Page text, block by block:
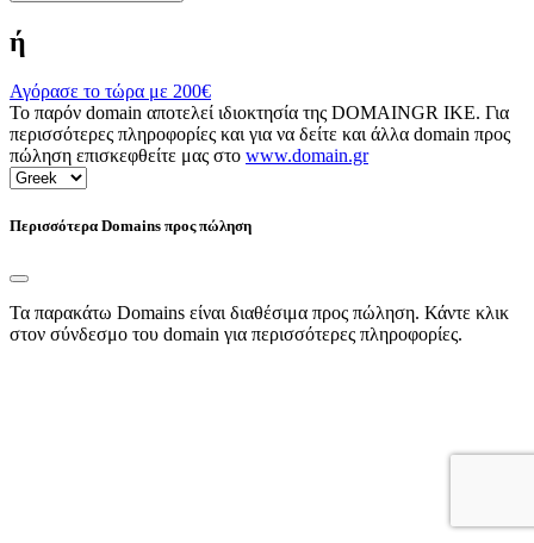
ή
Αγόρασε το τώρα με 200€
Το παρόν domain αποτελεί ιδιοκτησία της DOMAINGR ΙΚΕ. Για
περισσότερες πληροφορίες και για να δείτε και άλλα domain προς
πώληση επισκεφθείτε μας στο www.domain.gr
Περισσότερα Domains προς πώληση
Τα παρακάτω Domains είναι διαθέσιμα προς πώληση. Κάντε κλικ
στον σύνδεσμο του domain για περισσότερες πληροφορίες.